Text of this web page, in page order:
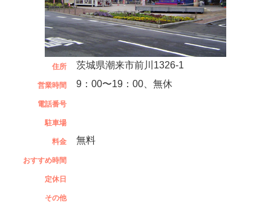
住所 茨城県潮来市前川1326-1
営業時間 9：00〜19：00、無休
電話番号
駐車場
料金 無料
おすすめ時間
定休日
その他